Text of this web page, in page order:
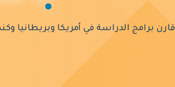
قارن برامج الدراسة في أمريكا وبريطانيا